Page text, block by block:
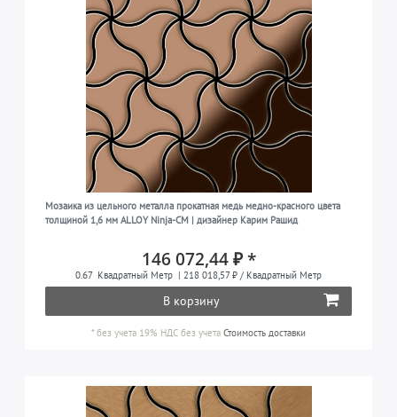
Мозаика из цельного металла прокатная медь медно-красного цвета
толщиной 1,6 мм ALLOY Ninja-CM | дизайнер Карим Рашид
146 072,44 ₽ *
0.67 Квадратный Метр | 218 018,57 ₽ / Квадратный Метр
В корзину
*без учета 19% НДС без учета Стоимость доставки